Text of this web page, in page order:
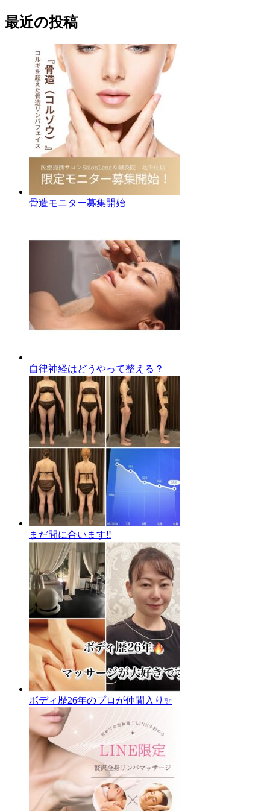
最近の投稿
骨造モニター募集開始
自律神経はどうやって整える？
まだ間に合います‼️
ボディ歴26年のプロが仲間入り✨